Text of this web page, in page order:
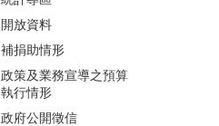
開放資料
補捐助情形
政策及業務宣導之預算
執行情形
政府公開徵信